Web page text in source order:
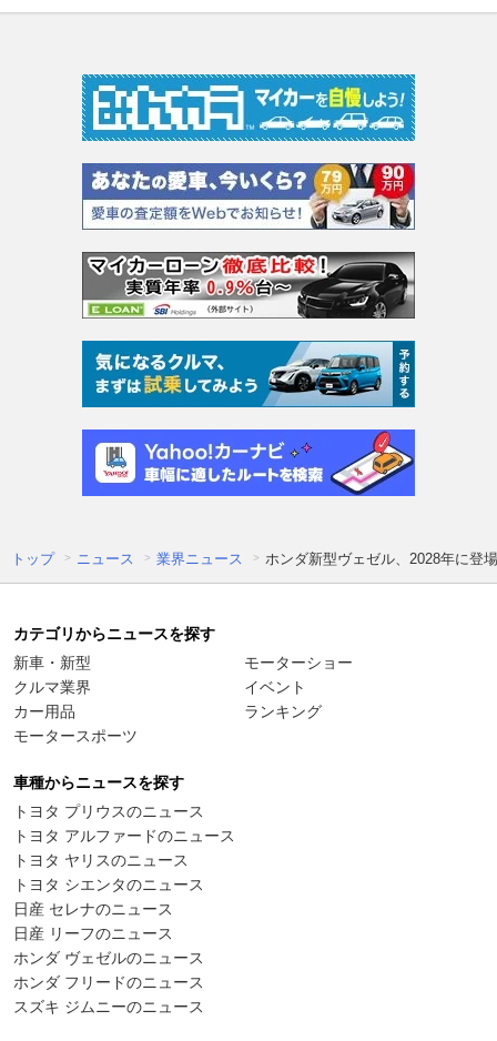
トップ ニュース 業界ニュース ホンダ新型ヴェゼル、2028年に
カテゴリからニュースを探す
新車・新型
クルマ業界
カー用品
モータースポーツ
モーターショー
イベント
ランキング
車種からニュースを探す
トヨタ プリウスのニュース
トヨタ アルファードのニュース
トヨタ ヤリスのニュース
トヨタ シエンタのニュース
日産 セレナのニュース
日産 リーフのニュース
ホンダ ヴェゼルのニュース
ホンダ フリードのニュース
スズキ ジムニーのニュース